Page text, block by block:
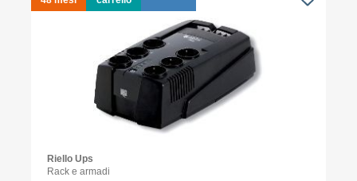
Riello Ups
Rack e armadi